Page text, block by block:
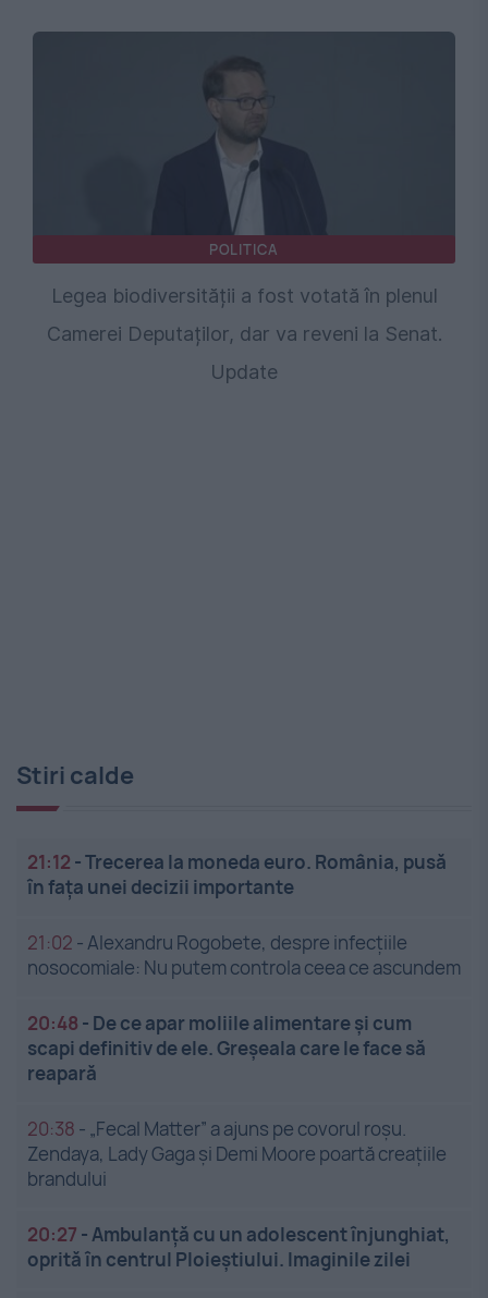
POLITICA
Legea biodiversității a fost votată în plenul
Camerei Deputaților, dar va reveni la Senat.
Update
Stiri calde
21:12 -Trecerea la moneda euro. România, pusă
în fața unei decizii importante
21:02 -Alexandru Rogobete, despre infecțiile
nosocomiale: Nu putem controla ceea ce ascundem
20:48 - De ce apar moliile alimentare și cum
scapi definitiv de ele. Greșeala care le face să
reapară
20:38 - „Fecal Matter” a ajuns pe covorul roșu.
Zendaya, Lady Gaga și Demi Moore poartă creațiile
brandului
20:27 -Ambulanță cu un adolescent înjunghiat,
oprită în centrul Ploieștiului. Imaginile zilei